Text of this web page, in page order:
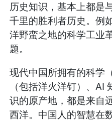
历史知识，基本上都是
千里的胜利者历史。例
洋野蛮之地的科学工业
题。
现代中国所拥有的科学
（包括洋火洋钉）、AI
识的原产地，都是来自
西洋。中国人的智慧在